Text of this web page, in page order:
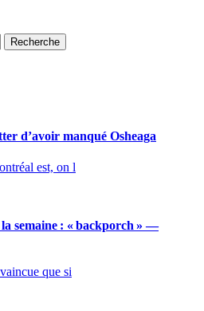
Recherche
d’avoir manqué Osheaga
est, on l
semaine : « backporch » —
que si